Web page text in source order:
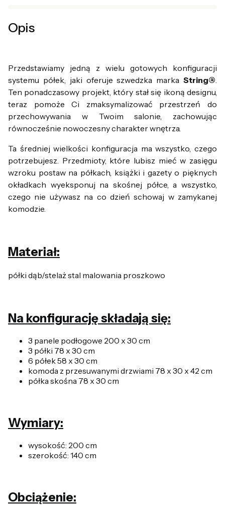
Opis
Przedstawiamy jedną z wielu gotowych konfiguracji
systemu półek, jaki oferuje szwedzka marka String®
Ten ponadczasowy projekt, który stał się ikoną designu,
teraz pomoże Ci zmaksymalizować przestrzeń do
przechowywania w Twoim salonie, zachowując
równocześnie nowoczesny charakter wnętrza.
Ta średniej wielkości konfiguracja ma wszystko, czego
potrzebujesz. Przedmioty, które lubisz mieć w zasięgu
wzroku postaw na półkach, książki i gazety o pięknych
okładkach wyeksponuj na skośnej półce, a wszystko,
czego nie używasz na co dzień schowaj w zamykanej
komodzie.
Materiał:
półki dąb/stelaż stal malowania proszkowo
Na konfigurację składają się:
3 panele podłogowe 200 x 30 cm
3 półki 78 x 30 cm
6 półek 58 x 30 cm
komoda z przesuwanymi drzwiami 78 x 30 x 42 cm
półka skośna 78 x 30 cm
Wymiary:
wysokość: 200 cm
szerokość: 140 cm
Obciążenie: